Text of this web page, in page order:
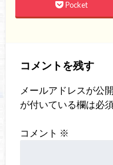
Pocket
コメントを残す
メールアドレスが公
が付いている欄は必
コメント ※